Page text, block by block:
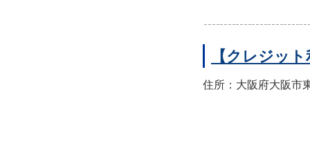
【クレジッ
住所：大阪府大阪市